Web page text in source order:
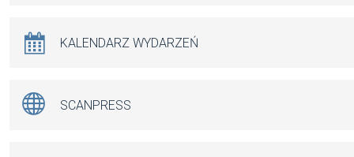
KALENDARZ WYDARZEŃ
SCANPRESS